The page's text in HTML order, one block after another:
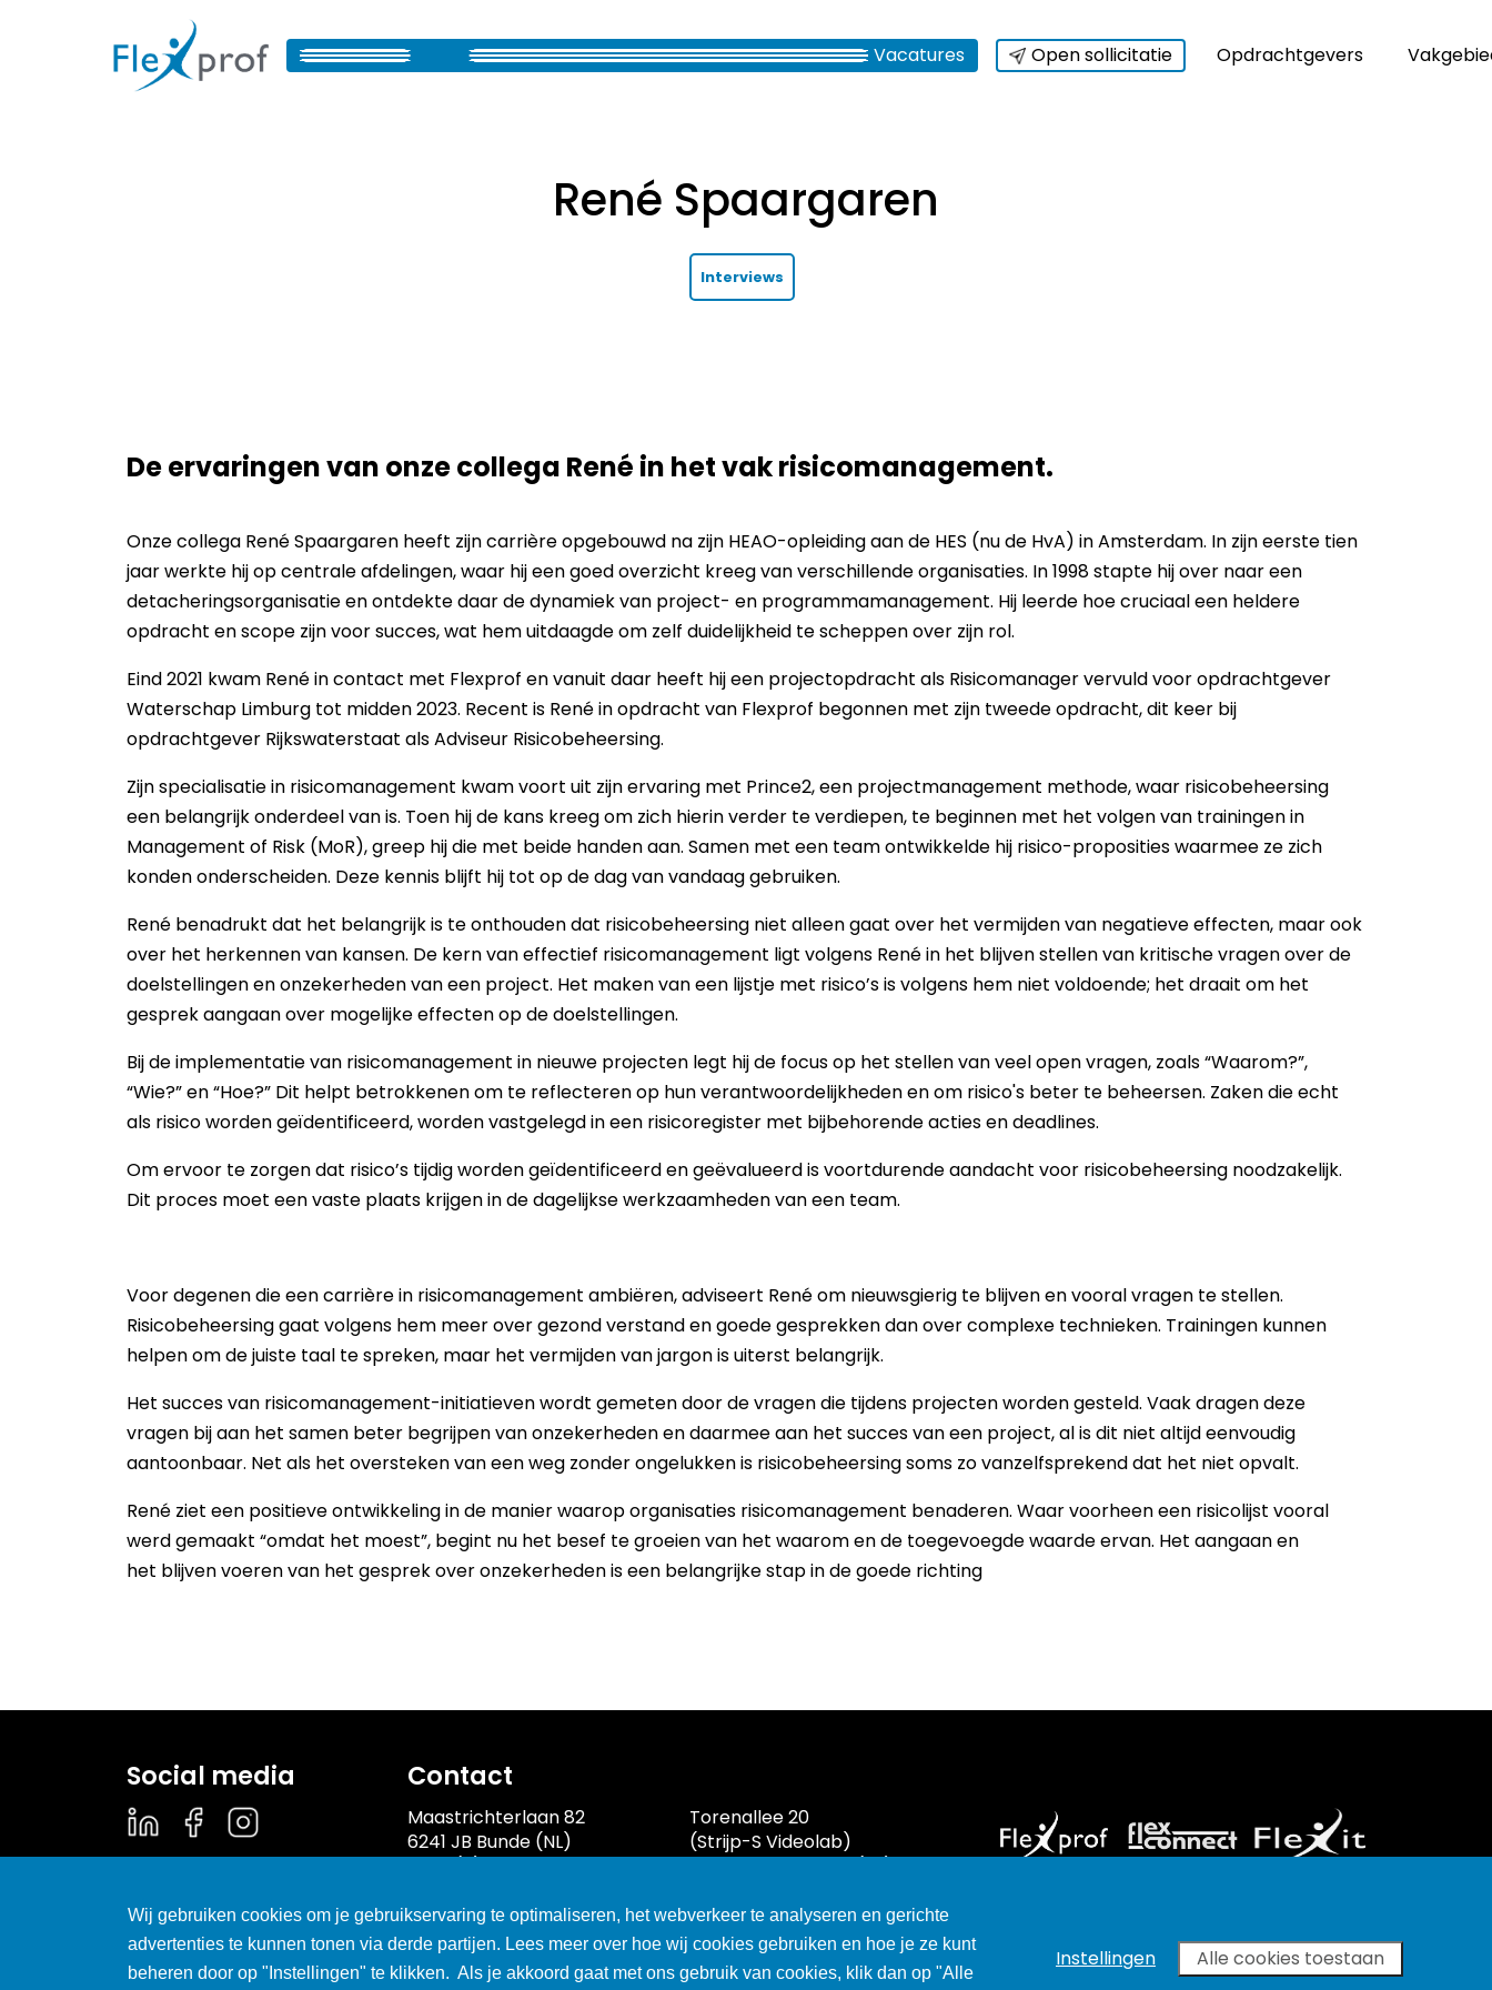
Wij gebruiken cookies om je gebruikservaring te optimaliseren, het webverkeer te analyseren en gerichte
advertenties te kunnen tonen via derde partijen. Lees meer over hoe wij cookies gebruiken en hoe je ze kunt
beheren door op "Instellingen" te klikken. Als je akkoord gaat met ons gebruik van cookies, klik dan op "Alle
Instellingen Alle cookies toestaan
Vacatures Open sollicitatie Opdrachtgevers
René Spaargaren
Interviews
De ervaringen van onze collega René in het vak risicomanagement.
Onze collega René Spaargaren heeft zijn carrière opgebouwd na zijn HEAO-opleiding aan de HES (nu de HvA) in Amsterdam. In zijn eerste tien
jaar werkte hij op centrale afdelingen, waar hij een goed overzicht kreeg van verschillende organisaties. In 1998 stapte hij over naar een
detacheringsorganisatie en ontdekte daar de dynamiek van project- en programmamanagement. Hij leerde hoe cruciaal een heldere
opdracht en scope zijn voor succes, wat hem uitdaagde om zelf duidelijkheid te scheppen over zijn rol.
Eind 2021 kwam René in contact met Flexprof en vanuit daar heeft hij een projectopdracht als Risicomanager vervuld voor opdrachtgever
Waterschap Limburg tot midden 2023. Recent is René in opdracht van Flexprof begonnen met zijn tweede opdracht, dit keer bij
opdrachtgever Rijkswaterstaat als Adviseur Risicobeheersing.
Zijn specialisatie in risicomanagement kwam voort uit zijn ervaring met Prince2, een projectmanagement methode, waar risicobeheersing
een belangrijk onderdeel van is. Toen hij de kans kreeg om zich hierin verder te verdiepen, te beginnen met het volgen van trainingen in
Management of Risk (MoR), greep hij die met beide handen aan. Samen met een team ontwikkelde hij risico-proposities waarmee ze zich
konden onderscheiden. Deze kennis blijft hij tot op de dag van vandaag gebruiken.
René benadrukt dat het belangrijk is te onthouden dat risicobeheersing niet alleen gaat over het vermijden van negatieve effecten, maar ook
over het herkennen van kansen. De kern van effectief risicomanagement ligt volgens René in het blijven stellen van kritische vragen over de
doelstellingen en onzekerheden van een project. Het maken van een lijstje met risico’s is volgens hem niet voldoende; het draait om het
gesprek aangaan over mogelijke effecten op de doelstellingen.
Bij de implementatie van risicomanagement in nieuwe projecten legt hij de focus op het stellen van veel open vragen, zoals “Waarom?”,
“Wie?” en “Hoe?” Dit helpt betrokkenen om te reflecteren op hun verantwoordelijkheden en om risico's beter te beheersen. Zaken die echt
als risico worden geïdentificeerd, worden vastgelegd in een risicoregister met bijbehorende acties en deadlines.
Om ervoor te zorgen dat risico’s tijdig worden geïdentificeerd en geëvalueerd is voortdurende aandacht voor risicobeheersing noodzakelijk.
Dit proces moet een vaste plaats krijgen in de dagelijkse werkzaamheden van een team.
Voor degenen die een carrière in risicomanagement ambiëren, adviseert René om nieuwsgierig te blijven en vooral vragen te stellen.
Risicobeheersing gaat volgens hem meer over gezond verstand en goede gesprekken dan over complexe technieken. Trainingen kunnen
helpen om de juiste taal te spreken, maar het vermijden van jargon is uiterst belangrijk.
Het succes van risicomanagement-initiatieven wordt gemeten door de vragen die tijdens projecten worden gesteld. Vaak dragen deze
vragen bij aan het samen beter begrijpen van onzekerheden en daarmee aan het succes van een project, al is dit niet altijd eenvoudig
aantoonbaar. Net als het oversteken van een weg zonder ongelukken is risicobeheersing soms zo vanzelfsprekend dat het niet opvalt.
René ziet een positieve ontwikkeling in de manier waarop organisaties risicomanagement benaderen. Waar voorheen een risicolijst vooral
werd gemaakt “omdat het moest”, begint nu het besef te groeien van het waarom en de toegevoegde waarde ervan. Het aangaan en
het blijven voeren van het gesprek over onzekerheden is een belangrijke stap in de goede richting
Social media Contact
Maastrichterlaan 82
6241 JB Bunde (NL)
Erkenningsnummer
Brussels Gewest
Torenallee 20
(Strijp-S Videolab)
Erkenningsnummer
Vlaanderen